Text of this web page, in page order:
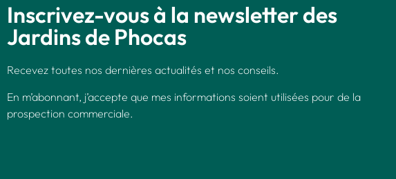
Inscrivez-vous à la newsletter des
Jardins de Phocas
Recevez toutes nos dernières actualités et nos conseils.
En m’abonnant, j’accepte que mes informations soient utilisées pour de la
prospection commerciale.